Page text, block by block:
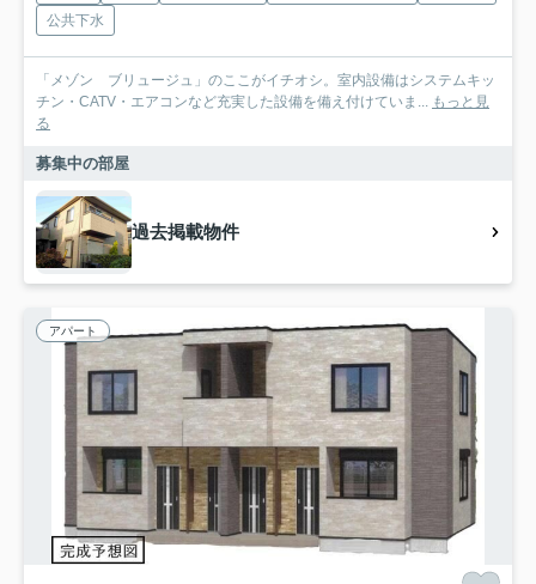
公共下水
「メゾン ブリュージュ」のここがイチオシ。室内設備はシステムキッ
チン・CATV・エアコンなど充実した設備を備え付けていま... もっと見
る
募集中の部屋
過去掲載物件
アパート